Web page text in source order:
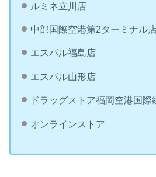
ルミネ立川店
中部国際空港第2ターミナル
エスパル福島店
エスパル山形店
ドラッグストア福岡空港国
オンラインストア